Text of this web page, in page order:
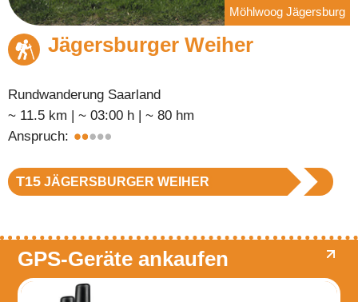
Möhlwoog Jägersburg
Jägersburger Weiher
Rundwanderung Saarland
~ 11.5 km | ~ 03:00 h | ~ 80 hm
Anspruch:
T15 JÄGERSBURGER WEIHER
GPS-Geräte ankaufen